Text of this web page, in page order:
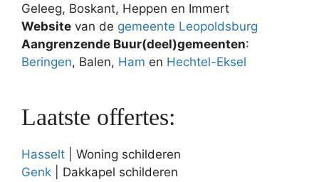
Geleeg, Boskant, Heppen en Immert
Website van de gemeente Leopoldsburg
Aangrenzende Buur(deel)gemeenten:
Beringen, Balen, Ham en Hechtel-Eksel
Laatste offertes:
Hasselt | Woning schilderen
Genk | Dakkapel schilderen